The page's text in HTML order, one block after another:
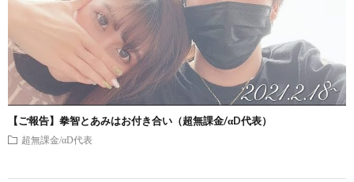
【ご報告】拳智とあみはお付き合い（超無課金/αD代表）
超無課金/αD代表